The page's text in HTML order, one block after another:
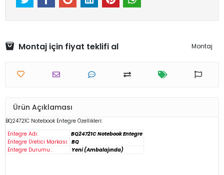
Montaj için fiyat teklifi al Montaj
Ürün Açıklaması
BQ24721C Notebook Entegre Özellikleri:
Entegre Adı:
BQ24721C Notebook Entegre
Entegre Üretici Markası: BQ
Entegre Durumu :
Yeni (Ambalajında)